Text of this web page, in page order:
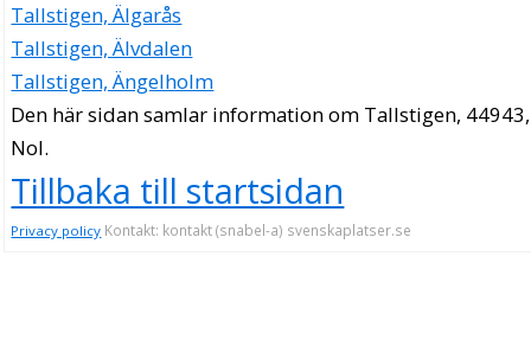
Tallstigen, Älgarås
Tallstigen, Älvdalen
Tallstigen, Ängelholm
Den här sidan samlar information om Tallstigen, 44943,
Nol.
Tillbaka till startsidan
Privacy policy Kontakt: kontakt (snabel-a) svenskaplatser.se